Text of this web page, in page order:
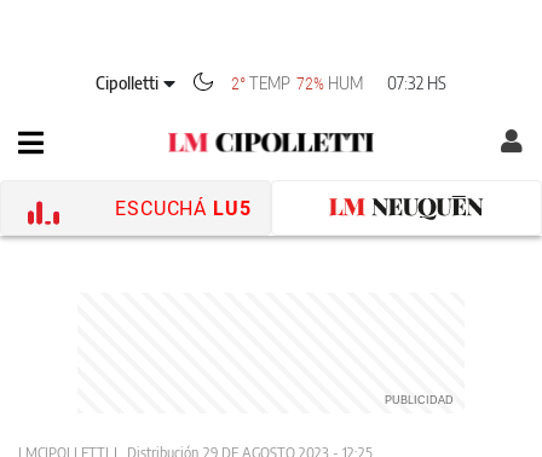
Cipolletti 2° TEMP 72% HUM 07:32 HS
ESCUCHÁ LU5
LMCIPOLLETTI Distribución 29 DE AGOSTO 2023 - 12:25